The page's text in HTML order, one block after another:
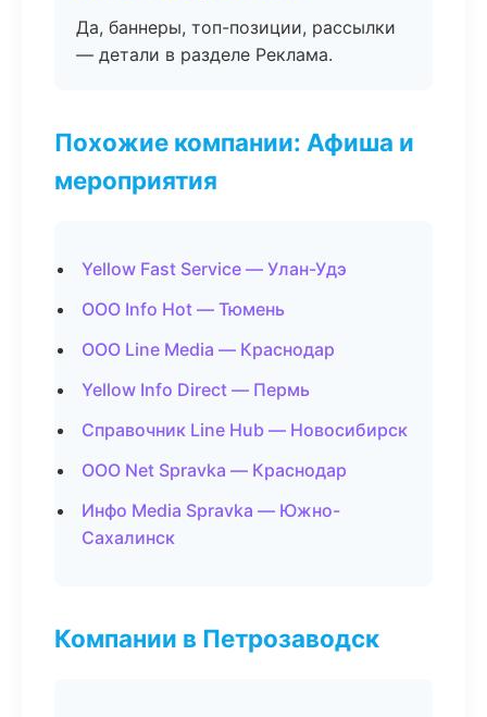
Да, баннеры, топ-позиции, рассылки
— детали в разделе Реклама.
Похожие компании: Афиша и
мероприятия
Yellow Fast Service — Улан-Удэ
ООО Info Hot — Тюмень
ООО Line Media — Краснодар
Yellow Info Direct — Пермь
Справочник Line Hub — Новосибирск
ООО Net Spravka — Краснодар
Инфо Media Spravka — Южно-
Сахалинск
Компании в Петрозаводск